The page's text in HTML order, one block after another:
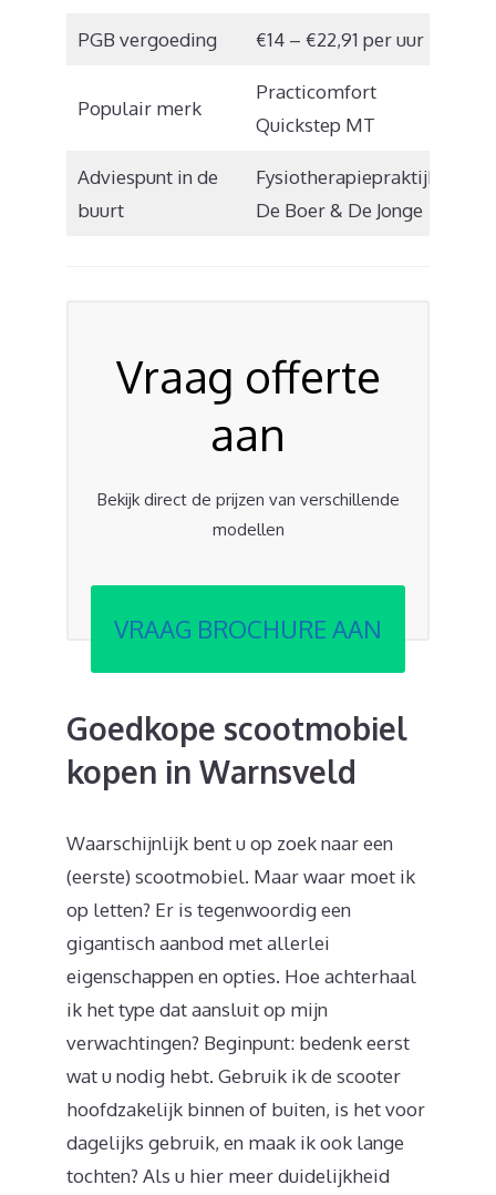
PGB vergoeding €14 – €22,91 per uur
Populair merk
Practicomfort
Quickstep MT
Adviespunt in de
buurt
Fysiotherapiepraktijk
De Boer & De Jonge
Vraag offerte
aan
Bekijk direct de prijzen van verschillende
modellen
VRAAG BROCHURE AAN
Goedkope scootmobiel
kopen in Warnsveld
Waarschijnlijk bent u op zoek naar een
(eerste) scootmobiel. Maar waar moet ik
op letten? Er is tegenwoordig een
gigantisch aanbod met allerlei
eigenschappen en opties. Hoe achterhaal
ik het type dat aansluit op mijn
verwachtingen? Beginpunt: bedenk eerst
wat u nodig hebt. Gebruik ik de scooter
hoofdzakelijk binnen of buiten, is het voor
dagelijks gebruik, en maak ik ook lange
tochten? Als u hier meer duidelijkheid